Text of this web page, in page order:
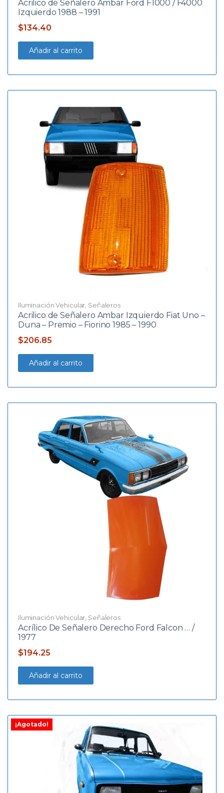
Acrilico de Señalero Ambar Ford F1000 / F4000
Izquierdo 1988 – 1991
$134.40
Añadir al carrito
Iluminación Vehicular Señaleros
Acrilico de Señalero Ambar Izquierdo Fiat Uno –
Duna – Premio – Fiorino 1985 – 1990
$206.85
Añadir al carrito
Iluminación Vehicular Señaleros
Acrílico De Señalero Derecho Ford Falcon … /
1977
$194.25
Añadir al carrito
¡Agotado!